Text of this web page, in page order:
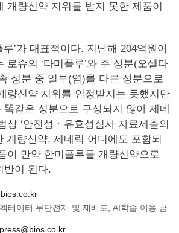
개량신약 지위를 받지 못한 제품이
루’가 대표적이다. 지난해 204억원어
로슈의 ‘타미플루’와 주 성분(오셀타
성분 중 일부(염)를 다른 성분으로
량신약 지위를 인정받지는 못했지만
똑같은 성분으로 구성되지 않아 제네
상 ‘안전성ㆍ유효성심사 자료제출의
개량신약, 제네릭 어디에도 포함되
이 만약 한미플루를 개량신약으로
반이 된다.
테이터 무단전재 및 재배포, AI학습 이용 금
press@bios.co.kr